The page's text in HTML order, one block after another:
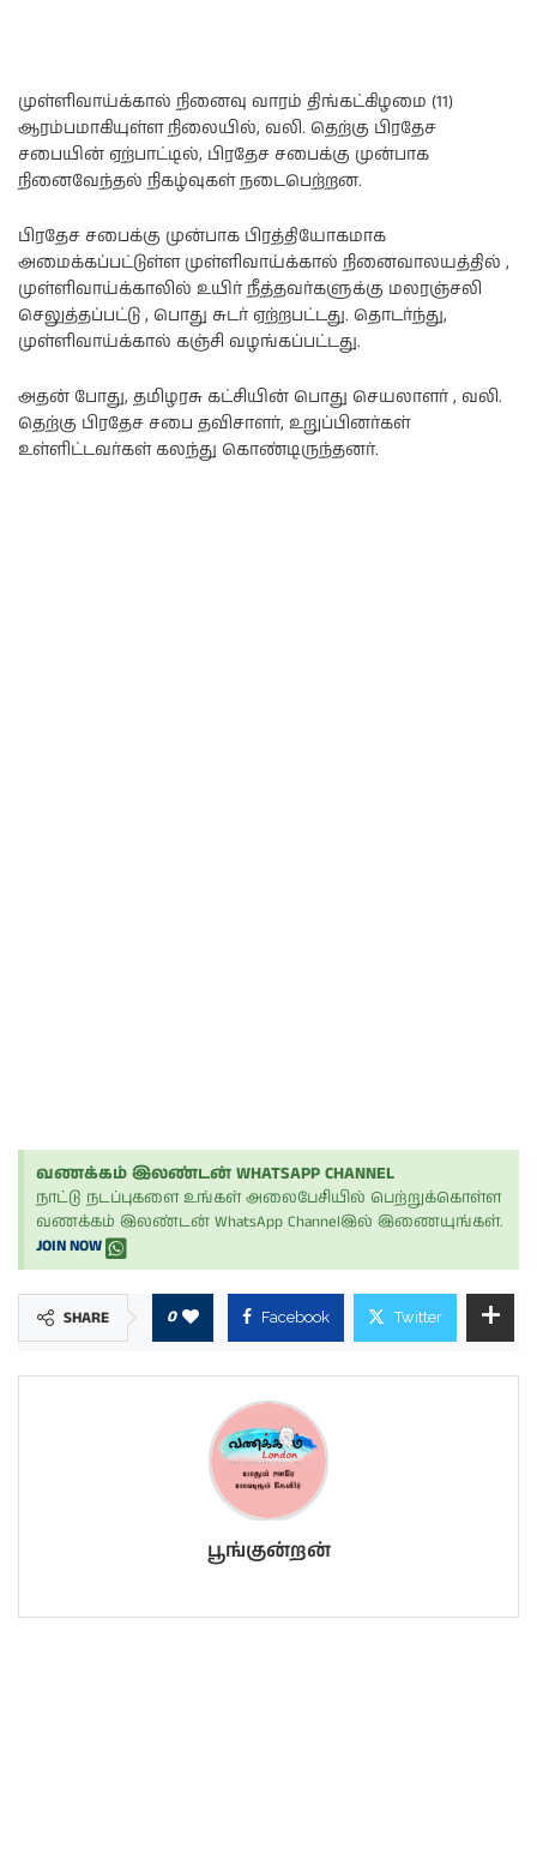
முள்ளிவாய்க்கால் நினைவு வாரம் திங்கட்கிழமை (11)
ஆரம்பமாகியுள்ள நிலையில், வலி. தெற்கு பிரதேச
சபையின் ஏற்பாட்டில், பிரதேச சபைக்கு முன்பாக
நினைவேந்தல் நிகழ்வுகள் நடைபெற்றன.
பிரதேச சபைக்கு முன்பாக பிரத்தியோகமாக
அமைக்கப்பட்டுள்ள முள்ளிவாய்க்கால் நினைவாலயத்தில் ,
முள்ளிவாய்க்காலில் உயிர் நீத்தவர்களுக்கு மலரஞ்சலி
செலுத்தப்பட்டு , பொது சுடர் ஏற்றபட்டது. தொடர்ந்து,
முள்ளிவாய்க்கால் கஞ்சி வழங்கப்பட்டது.
அதன் போது, தமிழரசு கட்சியின் பொது செயலாளர் , வலி.
தெற்கு பிரதேச சபை தவிசாளர், உறுப்பினர்கள்
உள்ளிட்டவர்கள் கலந்து கொண்டிருந்தனர்.
வணக்கம் இலண்டன் WHATSAPP CHANNEL
நாட்டு நடப்புகளை உங்கள் அலைபேசியில் பெற்றுக்கொள்ள
வணக்கம் இலண்டன் WhatsApp Channelஇல் இணையுங்கள்.
JOIN NOW
SHARE 0 Facebook Twitter
பூங்குன்றன்